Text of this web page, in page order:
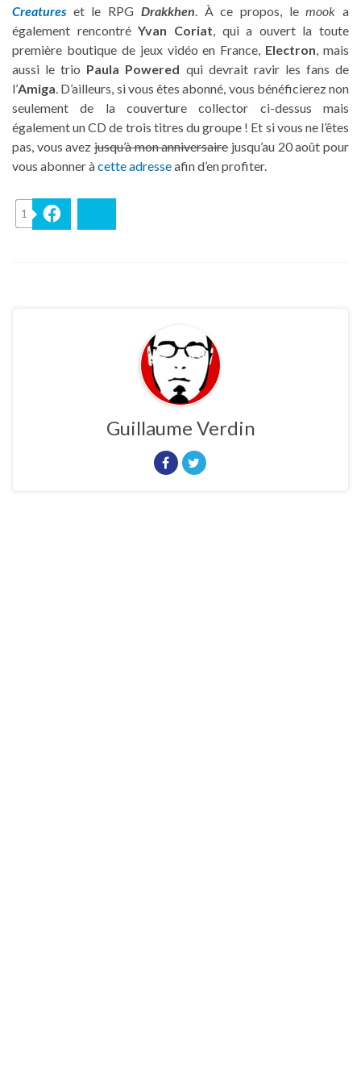
Creatures et le RPG Drakkhen . À ce propos, lemook a
également rencontréYvan Coriat , qui a ouvert la toute
première boutique de jeux vidéo en France, Electron , mais
aussi le trio Paula Powered qui devrait ravir les fans de
l’Amiga . D’ailleurs, si vous êtes abonné, vous bénéficierez non
seulement de la couverture collector ci-dessus mais
également un CD de trois titres du groupe ! Et si vous ne l’êtes
pas, vous avez jusqu’à mon anniversairejusqu’au 20 août pour
vous abonner àcette adresseafin d’en profiter.
1
Guillaume Verdin